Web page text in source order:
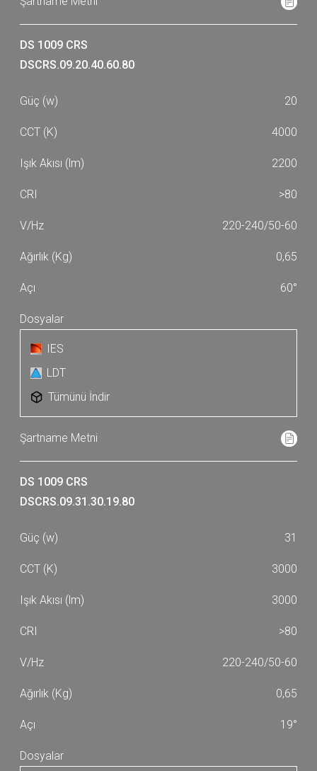
DS 1009 CRS
DSCRS.09.20.40.60.80
20
4000
2200
>80
220-240/50-60
0,65
60°
IES
LDT
Tümünü İndir
DS 1009 CRS
DSCRS.09.31.30.19.80
31
3000
3000
>80
220-240/50-60
0,65
19°